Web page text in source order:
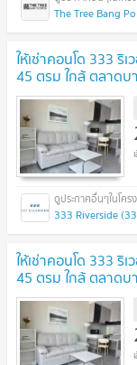
The Tree Bang
ให้เช่าคอนโด 333 ริ
45 ตรม ใกล้ ตลาดบ
333 Riverside
ให้เช่าคอนโด 333 ริ
45 ตรม ใกล้ ตลาดบ